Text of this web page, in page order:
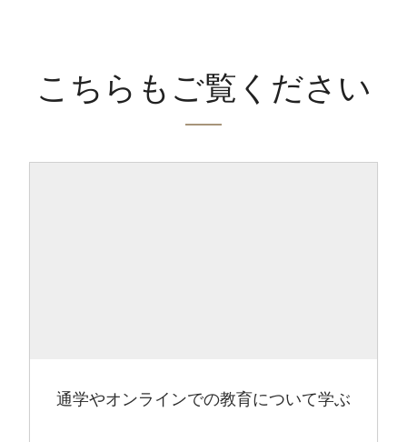
こちらもご覧ください
通学やオンラインでの教育について学ぶ